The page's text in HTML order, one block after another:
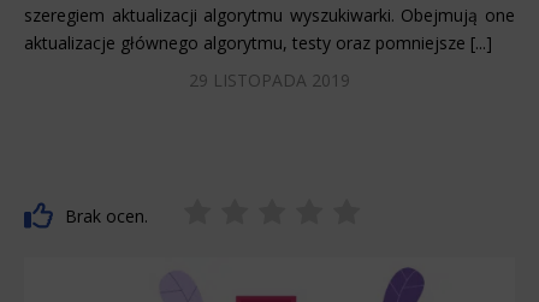
szeregiem aktualizacji algorytmu wyszukiwarki. Obejmują one
aktualizacje głównego algorytmu, testy oraz pomniejsze [...]
29 LISTOPADA 2019
Brak ocen.